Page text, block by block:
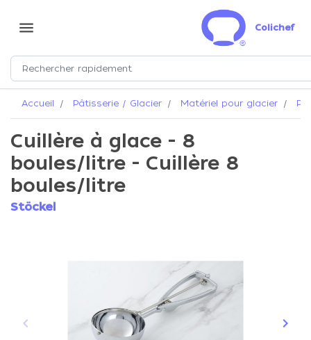
menu Colichef
Accueil Pâtisserie / Glacier Matériel pour glacier
Cuillère à glace - 8
boules/litre - Cuillère 8
boules/litre
Stöckel
Précédent
keyboard_arrow_left keyboard_arrow_right